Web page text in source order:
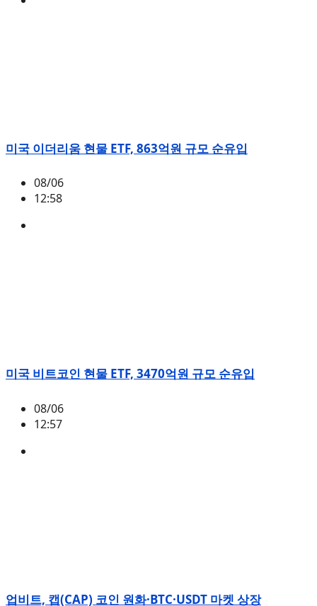
미국 이더리움 현물 ETF, 863억원 규모 순유입
08/06
12:58
미국 비트코인 현물 ETF, 3470억원 규모 순유입
08/06
12:57
업비트, 캡(CAP) 코인 원화·BTC·USDT 마켓 상장